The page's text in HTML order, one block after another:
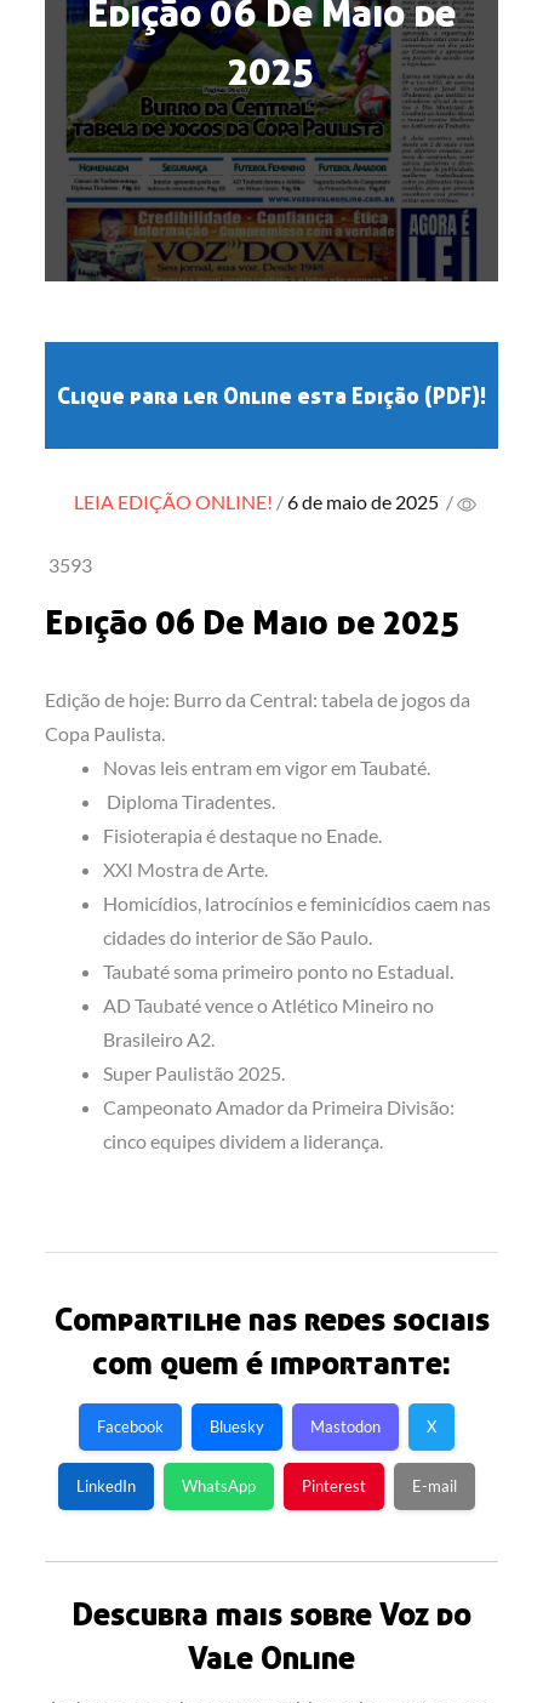
Edição 06 De Maio de
2025
Clique para ler Online esta Edição (PDF)!
LEIA EDIÇÃO ONLINE! Posted
6 de maio de 2025 /
3593
Edição 06 De Maio de 2025
Edição de hoje: Burro da Central: tabela de jogos da
Copa Paulista.
Novas leis entram em vigor em Taubaté.
Diploma Tiradentes.
Fisioterapia é destaque no Enade.
XXI Mostra de Arte.
Homicídios, latrocínios e feminicídios caem nas
cidades do interior de São Paulo.
Taubaté soma primeiro ponto no Estadual.
AD Taubaté vence o Atlético Mineiro no
Brasileiro A2.
Super Paulistão 2025.
Campeonato Amador da Primeira Divisão:
cinco equipes dividem a liderança.
Compartilhe nas redes sociais
com quem é importante:
Facebook Bluesky Mastodon X
LinkedIn WhatsApp Pinterest E-mail
Descubra mais sobre Voz do
Vale Online